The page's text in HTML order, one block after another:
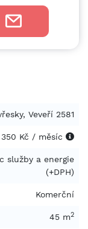
Veveří 2581
350 Kč / měsíc
služby a energie
(+DPH)
Komerční
45 m2